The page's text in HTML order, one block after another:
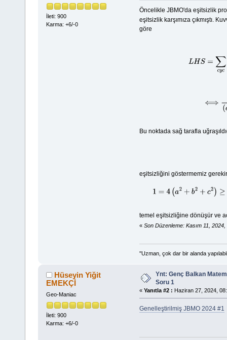
İleti: 900
Karma: +6/-0
Öncelikle JBMO'da eşitsizlik
eşitsizlik karşımıza çıkmıştı.
göre
Bu noktada sağ tarafla
eşitsizliğini göstermemiz
1 =4(a 2+
temel eşitsizliğine dönüşür ve
« Son Düzenleme: Kasım 11,
''Uzman, çok dar bir alanda
Hüseyin Yiğit
EMEKÇİ
Geo-Maniac
İleti: 900
Karma: +6/-0
Ynt: Genç Balkan
Soru 1
« Yanıtla #2 : Haziran 27, 2024,
Genelleştirilmiş JBMO 2024 #1